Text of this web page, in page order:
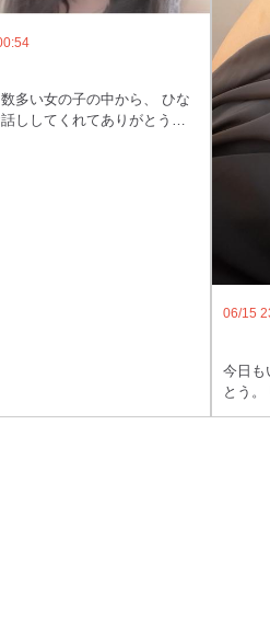
多い女の子の中から、 ひな
ししてくれてありがとう❤️
06/15
今日も
とう。